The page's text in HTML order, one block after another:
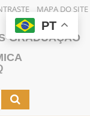
MAPA DO SITE
GRADUAÇÃO
PT